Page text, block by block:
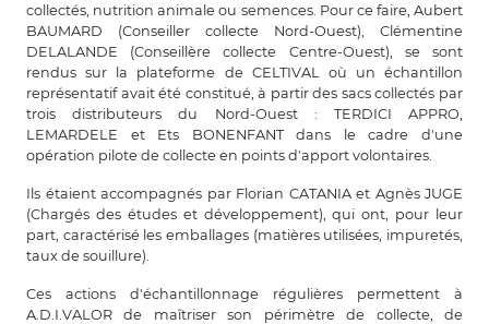
collectés, nutrition animale ou semences. Pour ce faire, Aubert
BAUMARD (Conseiller collecte Nord-Ouest), Clémentine
DELALANDE (Conseillère collecte Centre-Ouest), se sont
rendus sur la plateforme de CELTIVAL où un échantillon
représentatif avait été constitué, à partir des sacs collectés par
trois distributeurs du Nord-Ouest : TERDICI APPRO,
LEMARDELE et Ets BONENFANT dans le cadre d'une
opération pilote de collecte en points d'apport volontaires.
Ils étaient accompagnés par Florian CATANIA et Agnès JUGE
(Chargés des études et développement), qui ont, pour leur
part, caractérisé les emballages (matières utilisées, impuretés,
taux de souillure).
Ces actions d'échantillonnage régulières permettent à
A.D.I.VALOR de maîtriser son périmètre de collecte, de